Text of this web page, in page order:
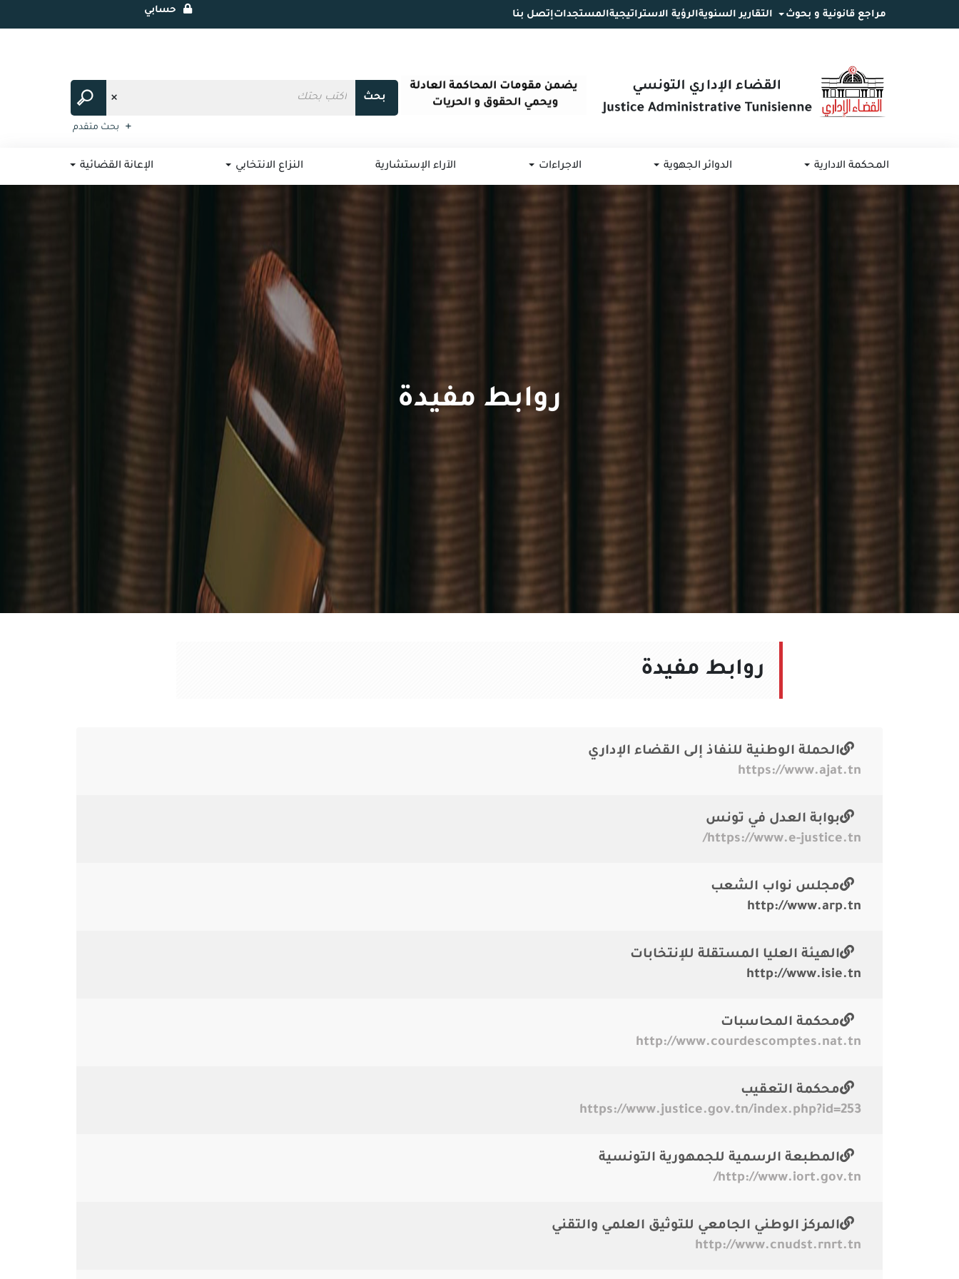
المحتوى
مراجع قانونية و بحوث التقارير السنويةالرؤية الاستراتيجيةالمستجداتإتصل بنا حسابي
بحث
بحث متقدم
المحكمة الادارية الدوائر الجهوية الاجراءات الآراء الإستشارية النزاع الانتخابي الإعانة القضائية
روابط مفيدة
روابط مفيدة
الحملة الوطنية للنفاذ إلى القضاء الإداري
https://www.ajat.tn
بوابة العدل في تونس
https://www.e-justice.tn/
مجلس نواب الشعب
http://www.arp.tn
الهيئة العليا المستقلة للإنتخابات
http://www.isie.tn
محكمة المحاسبات
http://www.courdescomptes.nat.tn
محكمة التعقيب
https://www.justice.gov.tn/index.php?id=253
المطبعة الرسمية للجمهورية التونسية
http://www.iort.gov.tn/
المركز الوطني الجامعي للتوثيق العلمي والتقني
http://www.cnudst.rnrt.tn